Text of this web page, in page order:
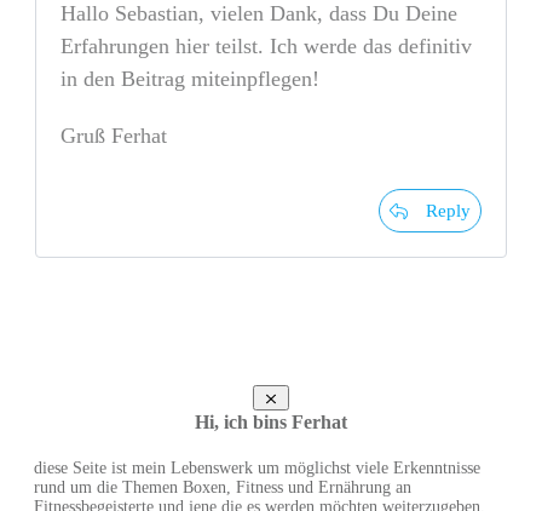
Hallo Sebastian, vielen Dank, dass Du Deine
Erfahrungen hier teilst. Ich werde das definitiv
in den Beitrag miteinpflegen!
Gruß Ferhat
Reply
Hi, ich bins Ferhat
diese Seite ist mein Lebenswerk um möglichst viele Erkenntnisse
rund um die Themen Boxen, Fitness und Ernährung an
Fitnessbegeisterte und jene die es werden möchten weiterzugeben.